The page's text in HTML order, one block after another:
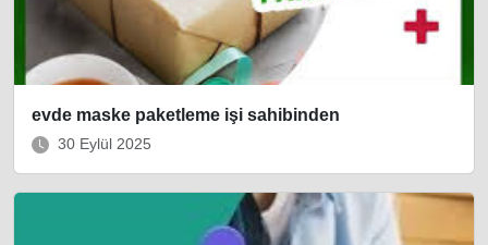
evde maske paketleme işi sahibinden
30 Eylül 2025